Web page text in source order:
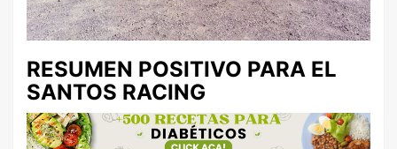
RESUMEN POSITIVO PARA EL
SANTOS RACING